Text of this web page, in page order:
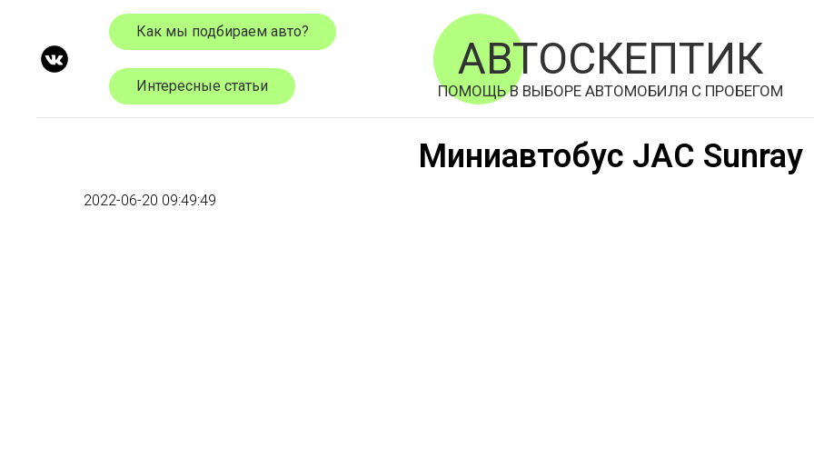
АВТОСКЕПТИК
ПОМОЩЬ В ВЫБОРЕ АВТОМОБИЛЯ С ПРОБЕГОМ
Как мы подбираем авто?
Интересные статьи
Миниавтобус JAC Sunray
2022-06-20 09:49:49